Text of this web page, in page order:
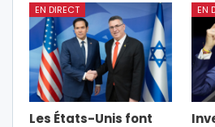
EN DIRECT
Les États-Unis font
EN